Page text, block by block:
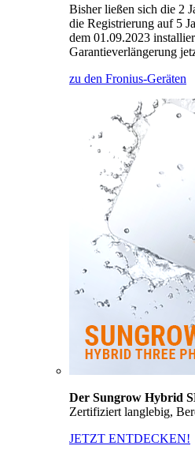
Bisher ließen sich die 2
die Registrierung auf 5
dem 01.09.2023
Garantieverlängerung
zu den Fronius-Geräten
Der Sungrow Hybrid
Zertifiziert langlebig,
JETZT ENTDECKEN!